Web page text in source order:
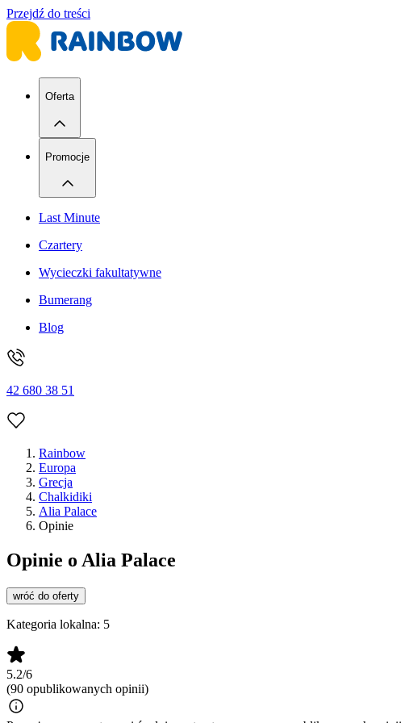
Przejdź do treści
Oferta
Promocje
Last Minute
Czartery
Wycieczki fakultatywne
Bumerang
Blog
42 680 38 51
Rainbow
Europa
Grecja
Chalkidiki
Alia Palace
Opinie
Opinie o Alia Palace
wróć do oferty
Kategoria lokalna: 5
5.2/6
(90 opublikowanych opinii)